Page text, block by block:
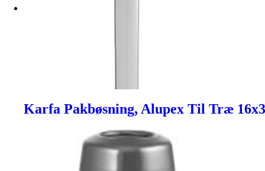
Karfa Pakbøsning, Alupex Til Træ